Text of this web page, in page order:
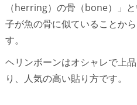
（herring）の骨（bone）」
子が魚の骨に似ていることか
す。
ヘリンボーンはオシャレで上
り、人気の高い貼り方です。